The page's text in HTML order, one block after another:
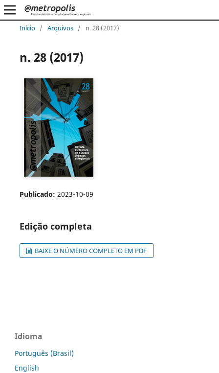
Início / Arquivos / n. 28 (2017)
n. 28 (2017)
Publicado: 2023-10-09
Edição completa
BAIXE O NÚMERO COMPLETO EM PDF
Idioma
Português (Brasil)
English